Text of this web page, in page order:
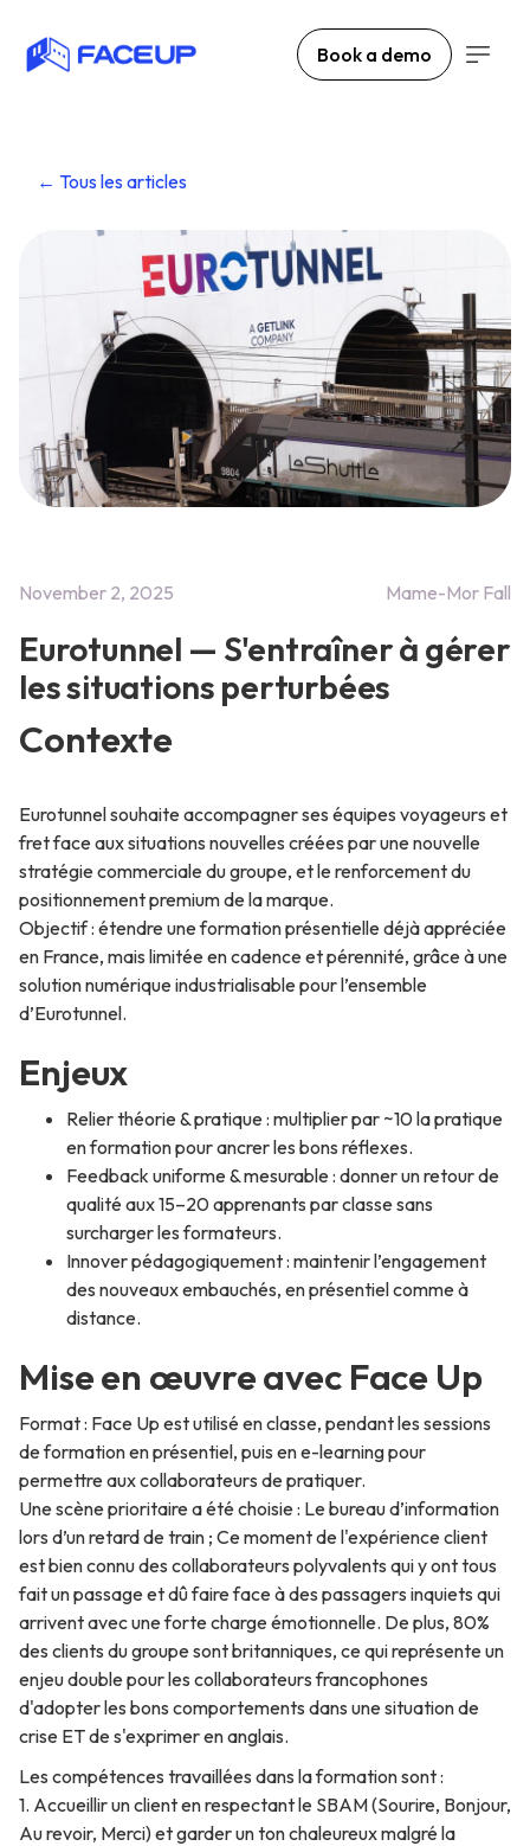
Book a demo
← Tous les articles
November 2, 2025 Mame-Mor Fall
Eurotunnel — S'entraîner à gérer
les situations perturbées
Contexte
Eurotunnel souhaite accompagner ses équipes voyageurs et
fret face aux situations nouvelles créées par une nouvelle
stratégie commerciale du groupe, et le renforcement du
positionnement premium de la marque.
Objectif : étendre une formation présentielle déjà appréciée
en France, mais limitée en cadence et pérennité, grâce à une
solution numérique industrialisable pour l’ensemble
d’Eurotunnel.
Enjeux
Relier théorie & pratique : multiplier par ~10 la pratique
en formation pour ancrer les bons réflexes.
Feedback uniforme & mesurable : donner un retour de
qualité aux 15–20 apprenants par classe sans
surcharger les formateurs.
Innover pédagogiquement : maintenir l’engagement
des nouveaux embauchés, en présentiel comme à
distance.
Mise en œuvre avec Face Up
Format : Face Up est utilisé en classe, pendant les sessions
de formation en présentiel, puis en e-learning pour
permettre aux collaborateurs de pratiquer.
Une scène prioritaire a été choisie : Le bureau d’information
lors d’un retard de train ; Ce moment de l'expérience client
est bien connu des collaborateurs polyvalents qui y ont tous
fait un passage et dû faire face à des passagers inquiets qui
arrivent avec une forte charge émotionnelle. De plus, 80%
des clients du groupe sont britanniques, ce qui représente un
enjeu double pour les collaborateurs francophones
d'adopter les bons comportements dans une situation de
crise ET de s'exprimer en anglais.
Les compétences travaillées dans la formation sont :
1. Accueillir un client en respectant le SBAM (Sourire, Bonjour,
Au revoir, Merci) et garder un ton chaleureux malgré la